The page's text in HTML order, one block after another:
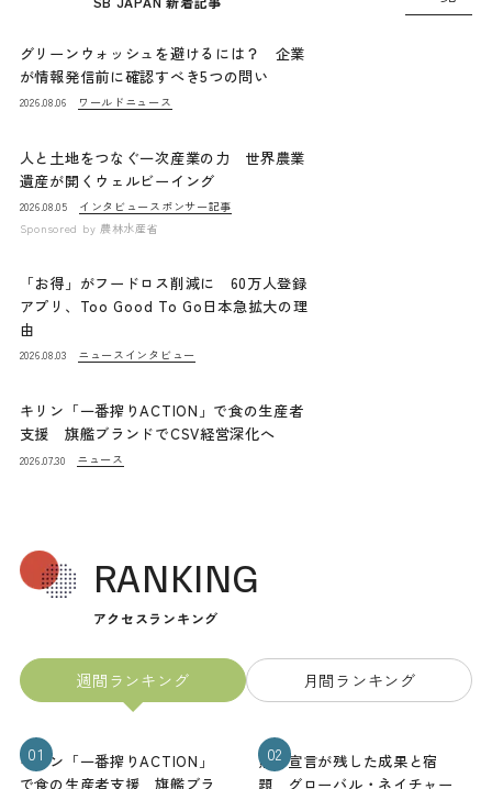
グリーンウォッシュを避けるには？ 企業
が情報発信前に確認すべき5つの問い
2026.08.06 ワールドニュース
人と土地をつなぐ一次産業の力 世界農業
遺産が開くウェルビーイング
2026.08.05 インタビュー スポンサー記事
Sponsored by 農林水産省
「お得」がフードロス削減に 60万人登録
アプリ、Too Good To Go日本急拡大の理
由
2026.08.03 ニュース インタビュー
キリン「一番搾りACTION」で食の生産者
支援 旗艦ブランドでCSV経営深化へ
2026.07.30 ニュース
RANKING
アクセスランキング
週間ランキング 月間ランキング
01
キリン「一番搾りACTION」
で食の生産者支援 旗艦ブラ
02
熊本宣言が残した成果と宿
題 グローバル・ネイチャー